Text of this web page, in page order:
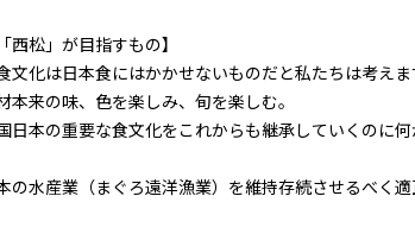
「西松」が目指すもの】
文化は日本食にはかかせないものだと私たちは考えま
本来の味、色を楽しみ、旬を楽しむ。
日本の重要な食文化をこれからも継承していくのに何
の水産業（まぐろ遠洋漁業）を維持存続させるべく